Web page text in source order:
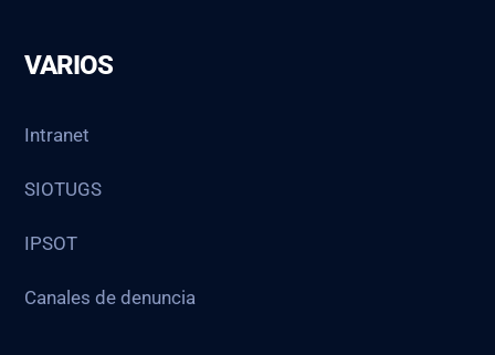
VARIOS
Intranet
SIOTUGS
IPSOT
Canales de denuncia